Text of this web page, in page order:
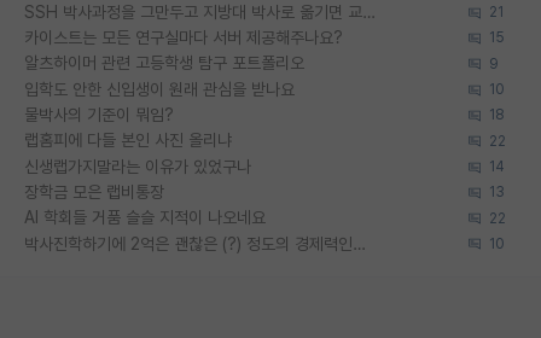
SSH 박사과정을 그만두고 지방대 박사로 옮기면 교수의 꿈은 끝일까요? 21
카이스트는 모든 연구실마다 서버 제공해주나요? 15
알츠하이머 관련 고등학생 탐구 포트폴리오 9
입학도 안한 신입생이 원래 관심을 받나요 10
물박사의 기준이 뭐임? 18
랩홈피에 다들 본인 사진 올리냐 22
신생랩가지말라는 이유가 있었구나 14
장학금 모은 랩비통장 13
AI 학회들 거품 슬슬 지적이 나오네요 22
박사진학하기에 2억은 괜찮은 (?) 정도의 경제력인가요 10